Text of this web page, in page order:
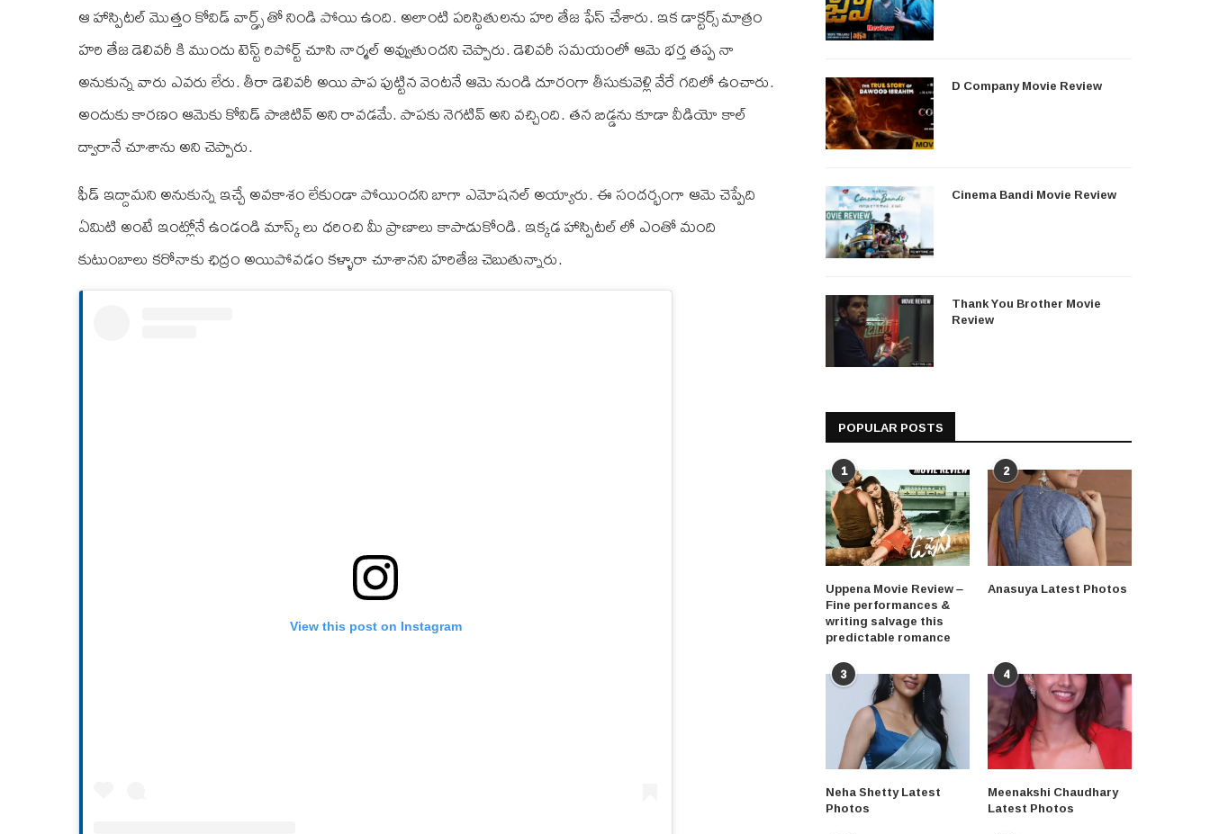
ఆ హాస్పిటల్ మొత్తం కోవిడ్ వార్డ్స్ తో నిండి పోయి ఉంది. అలాంటి పరిస్థితులను హరి తేజ ఫేస్ చేశారు. ఇక డాక్టర్స్ మాత్రం
హరి తేజ డెలివరీ కి ముందు టెస్ట్ రిపోర్ట్ చూసి నార్మల్ అవ్వుతుందని చెప్పారు. డెలివరీ సమయంలో ఆమె భర్త తప్ప నా
అనుకున్న వారు ఎవరు లేరు. తీరా డెలివరీ అయి పాప పుట్టిన వెంటనే ఆమె నుండి దూరంగా తీసుకువెళ్లి వేరే గదిలో ఉంచారు.
అందుకు కారణం ఆమెకు కోవిడ్ పాజిటివ్ అని రావడమే. పాపకు నెగటివ్ అని వచ్చింది. తన బిడ్డను కూడా వీడియో కాల్
ద్వారానే చూశాను అని చెప్పారు.
ఫీడ్ ఇద్దామని అనుకున్న ఇచ్చే అవకాశం లేకుండా పోయిందని బాగా ఎమోషనల్ అయ్యారు. ఈ సందర్భంగా ఆమె చెప్పేది
ఏమిటి అంటే ఇంట్లోనే ఉండండి మాస్క్ లు ధరించి మీ ప్రాణాలు కాపాడుకోండి. ఇక్కడ హాస్పిటల్ లో ఎంతో మంది
కుటుంబాలు కరోనాకు ఛిద్రం అయిపోవడం కళ్ళారా చూశానని హరితేజ చెబుతున్నారు.
View this post on Instagram
D Company Movie Review
Cinema Bandi Movie Review
Thank You Brother Movie
Review
POPULAR POSTS
1
Uppena Movie Review –
Fine performances &
writing salvage this
predictable romance
2
Anasuya Latest Photos
3
Neha Shetty Latest
Photos
4
Meenakshi Chaudhary
Latest Photos